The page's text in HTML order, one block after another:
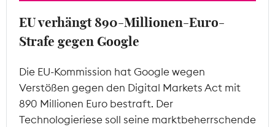
EU verhängt 890-Millionen-Euro-
Strafe gegen Google
Die EU-Kommission hat Google wegen
Verstößen gegen den Digital Markets Act mit
890 Millionen Euro bestraft. Der
Technologieriese soll seine marktbeherrschende